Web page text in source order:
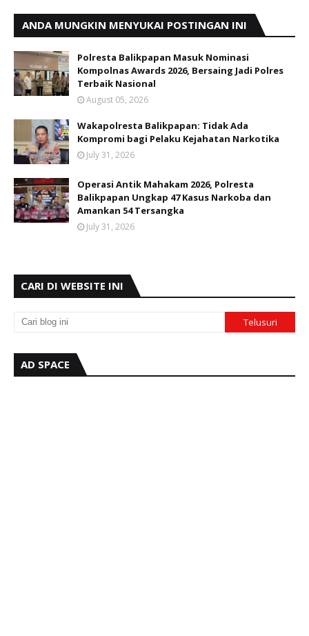
ANDA MUNGKIN MENYUKAI POSTINGAN INI
Polresta Balikpapan Masuk Nominasi
Kompolnas Awards 2026, Bersaing Jadi Polres
Terbaik Nasional
August 05, 2026
Wakapolresta Balikpapan: Tidak Ada
Kompromi bagi Pelaku Kejahatan Narkotika
July 31, 2026
Operasi Antik Mahakam 2026, Polresta
Balikpapan Ungkap 47 Kasus Narkoba dan
Amankan 54 Tersangka
July 31, 2026
CARI DI WEBSITE INI
AD SPACE